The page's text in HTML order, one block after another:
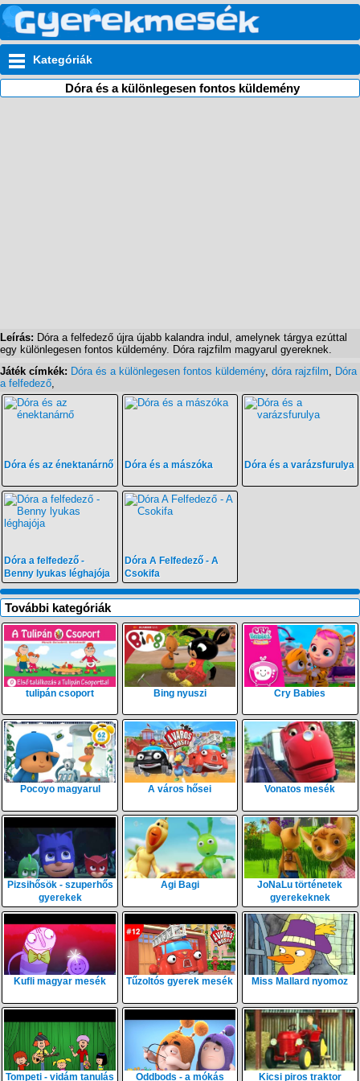
Kategóriák
Dóra és a különlegesen fontos küldemény
Leírás: Dóra a felfedező újra újabb kalandra indul, amelynek tárgya ezúttal
egy különlegesen fontos küldemény. Dóra rajzfilm magyarul gyereknek.
Játék címkék: Dóra és a különlegesen fontos küldemény, dóra rajzfilm, Dóra
a felfedező,
Dóra és az énektanárnő Dóra és a mászóka Dóra és a varázsfurulya
Dóra a felfedező -
Benny lyukas léghajója
Dóra A Felfedező - A
Csokifa
További kategóriák
tulipán csoport Bing nyuszi Cry Babies
Pocoyo magyarul A város hősei Vonatos mesék
Pizsihősök - szuperhős
gyerekek
Agi Bagi
JoNaLu történetek
gyerekeknek
Kufli magyar mesék Tűzoltós gyerek mesék Miss Mallard nyomoz
Tompeti - vidám tanulás Oddbods - a mókás Kicsi piros traktor